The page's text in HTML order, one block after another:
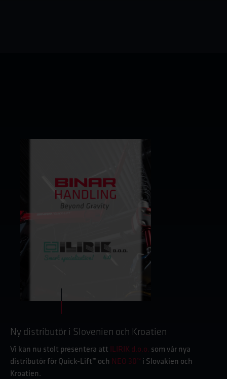
Ny distributör i Slovenien och Kroatien
Vi kan nu stolt presentera att ILIRIK d.o.o. som vår nya
distributör för Quick-Lift™ och NEO 30™ i Slovakien och
Kroatien.